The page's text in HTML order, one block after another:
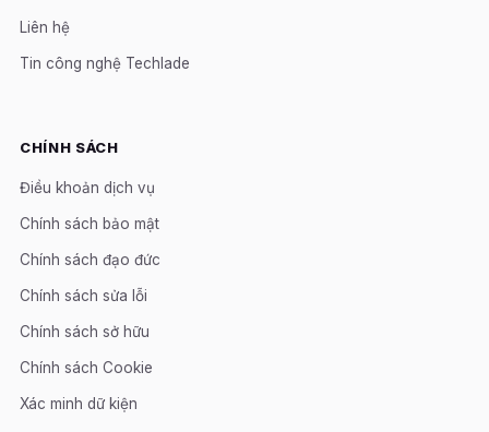
Liên hệ
Tin công nghệ Techlade
CHÍNH SÁCH
Điều khoản dịch vụ
Chính sách bảo mật
Chính sách đạo đức
Chính sách sửa lỗi
Chính sách sở hữu
Chính sách Cookie
Xác minh dữ kiện